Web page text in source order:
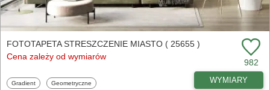
FOTOTAPETA STRESZCZENIE MIASTO ( 25655 )
Cena zależy od wymiarów
982
Fototapety
Gradient Fototapety
Geometryczne WYMIARY